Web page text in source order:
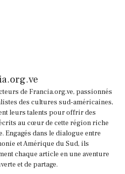
de Francia.org.ve, passionnés
des cultures sud-américaines,
leurs talents pour offrir des
au cœur de cette région riche
Engagés dans le dialogue entre
et Amérique du Sud, ils
chaque article en une aventure
et de partage.